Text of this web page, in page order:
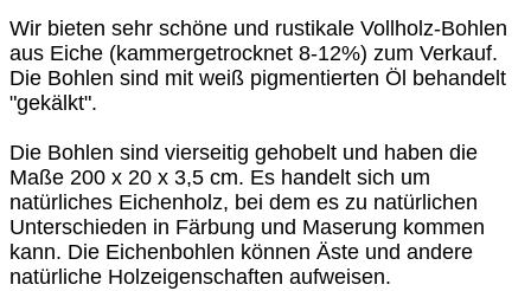
Wir bieten sehr schöne und rustikale Vollholz-Bohlen
aus Eiche (kammergetrocknet 8-12%) zum Verkauf.
Die Bohlen sind mit weiß pigmentierten Öl behandelt
"gekälkt".
Die Bohlen sind vierseitig gehobelt und haben die
Maße 200 x 20 x 3,5 cm. Es handelt sich um
natürliches Eichenholz, bei dem es zu natürlichen
Unterschieden in Färbung und Maserung kommen
kann. Die Eichenbohlen können Äste und andere
natürliche Holzeigenschaften aufweisen.